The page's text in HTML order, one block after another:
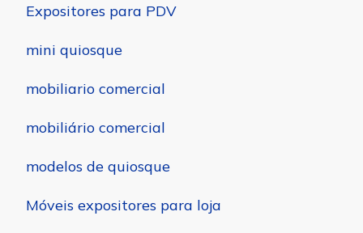
Expositores para PDV
mini quiosque
mobiliario comercial
mobiliário comercial
modelos de quiosque
Móveis expositores para loja